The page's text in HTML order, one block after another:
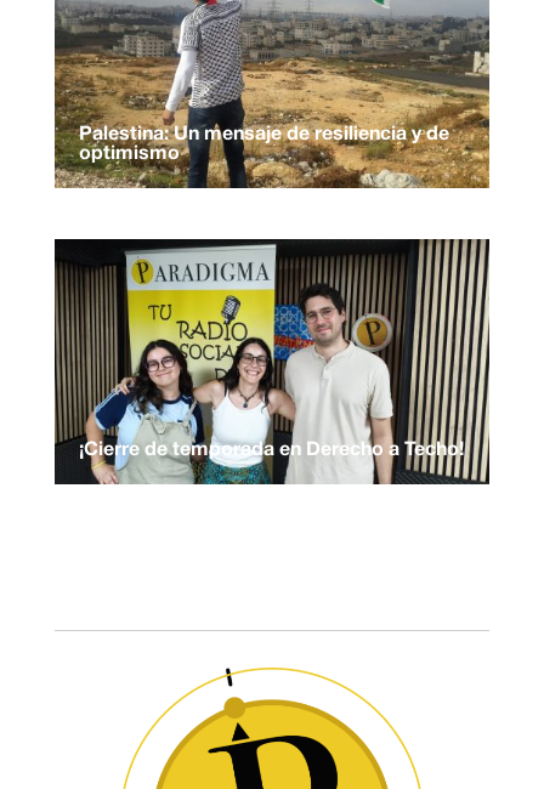
Palestina: Un mensaje de resiliencia y de
optimismo
¡Cierre de temporada en Derecho a Techo!